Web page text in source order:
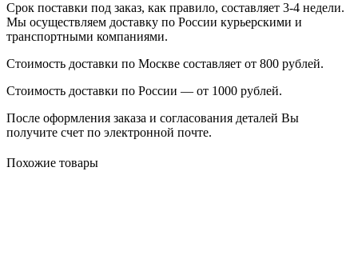
Срок поставки под заказ, как правило, составляет 3-4 недели.
Мы осуществляем доставку по России курьерскими и
транспортными компаниями.
Стоимость доставки по Москве составляет от 800 рублей.
Стоимость доставки по России — от 1000 рублей.
После оформления заказа и согласования деталей Вы
получите счет по электронной почте.
Похожие товары